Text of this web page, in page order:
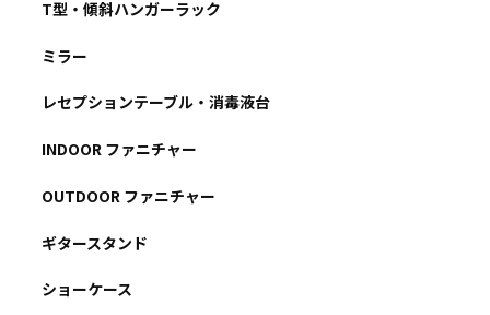
T型・傾斜ハンガーラック
ミラー
レセプションテーブル・消毒液台
INDOOR ファニチャー
OUTDOOR ファニチャー
ギタースタンド
ショーケース